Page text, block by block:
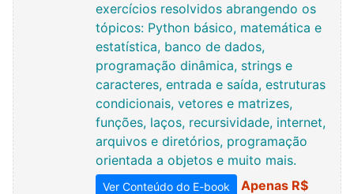
exercícios resolvidos abrangendo os
tópicos: Python básico, matemática e
estatística, banco de dados,
programação dinâmica, strings e
caracteres, entrada e saída, estruturas
condicionais, vetores e matrizes,
funções, laços, recursividade, internet,
arquivos e diretórios, programação
orientada a objetos e muito mais.
Ver Conteúdo do E-book
Apenas R$